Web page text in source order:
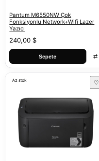
Pantum M6550NW Çok
Fonksiyonlu Network+Wifi Lazer
Yazıcı
240,00 $
Sepete ⇄
Az stok ♡